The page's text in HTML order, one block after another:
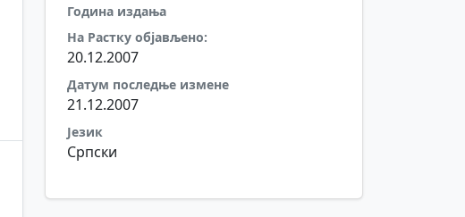
Година издања
На Растку објављено:
20.12.2007
Датум последње измене
21.12.2007
Језик
Српски